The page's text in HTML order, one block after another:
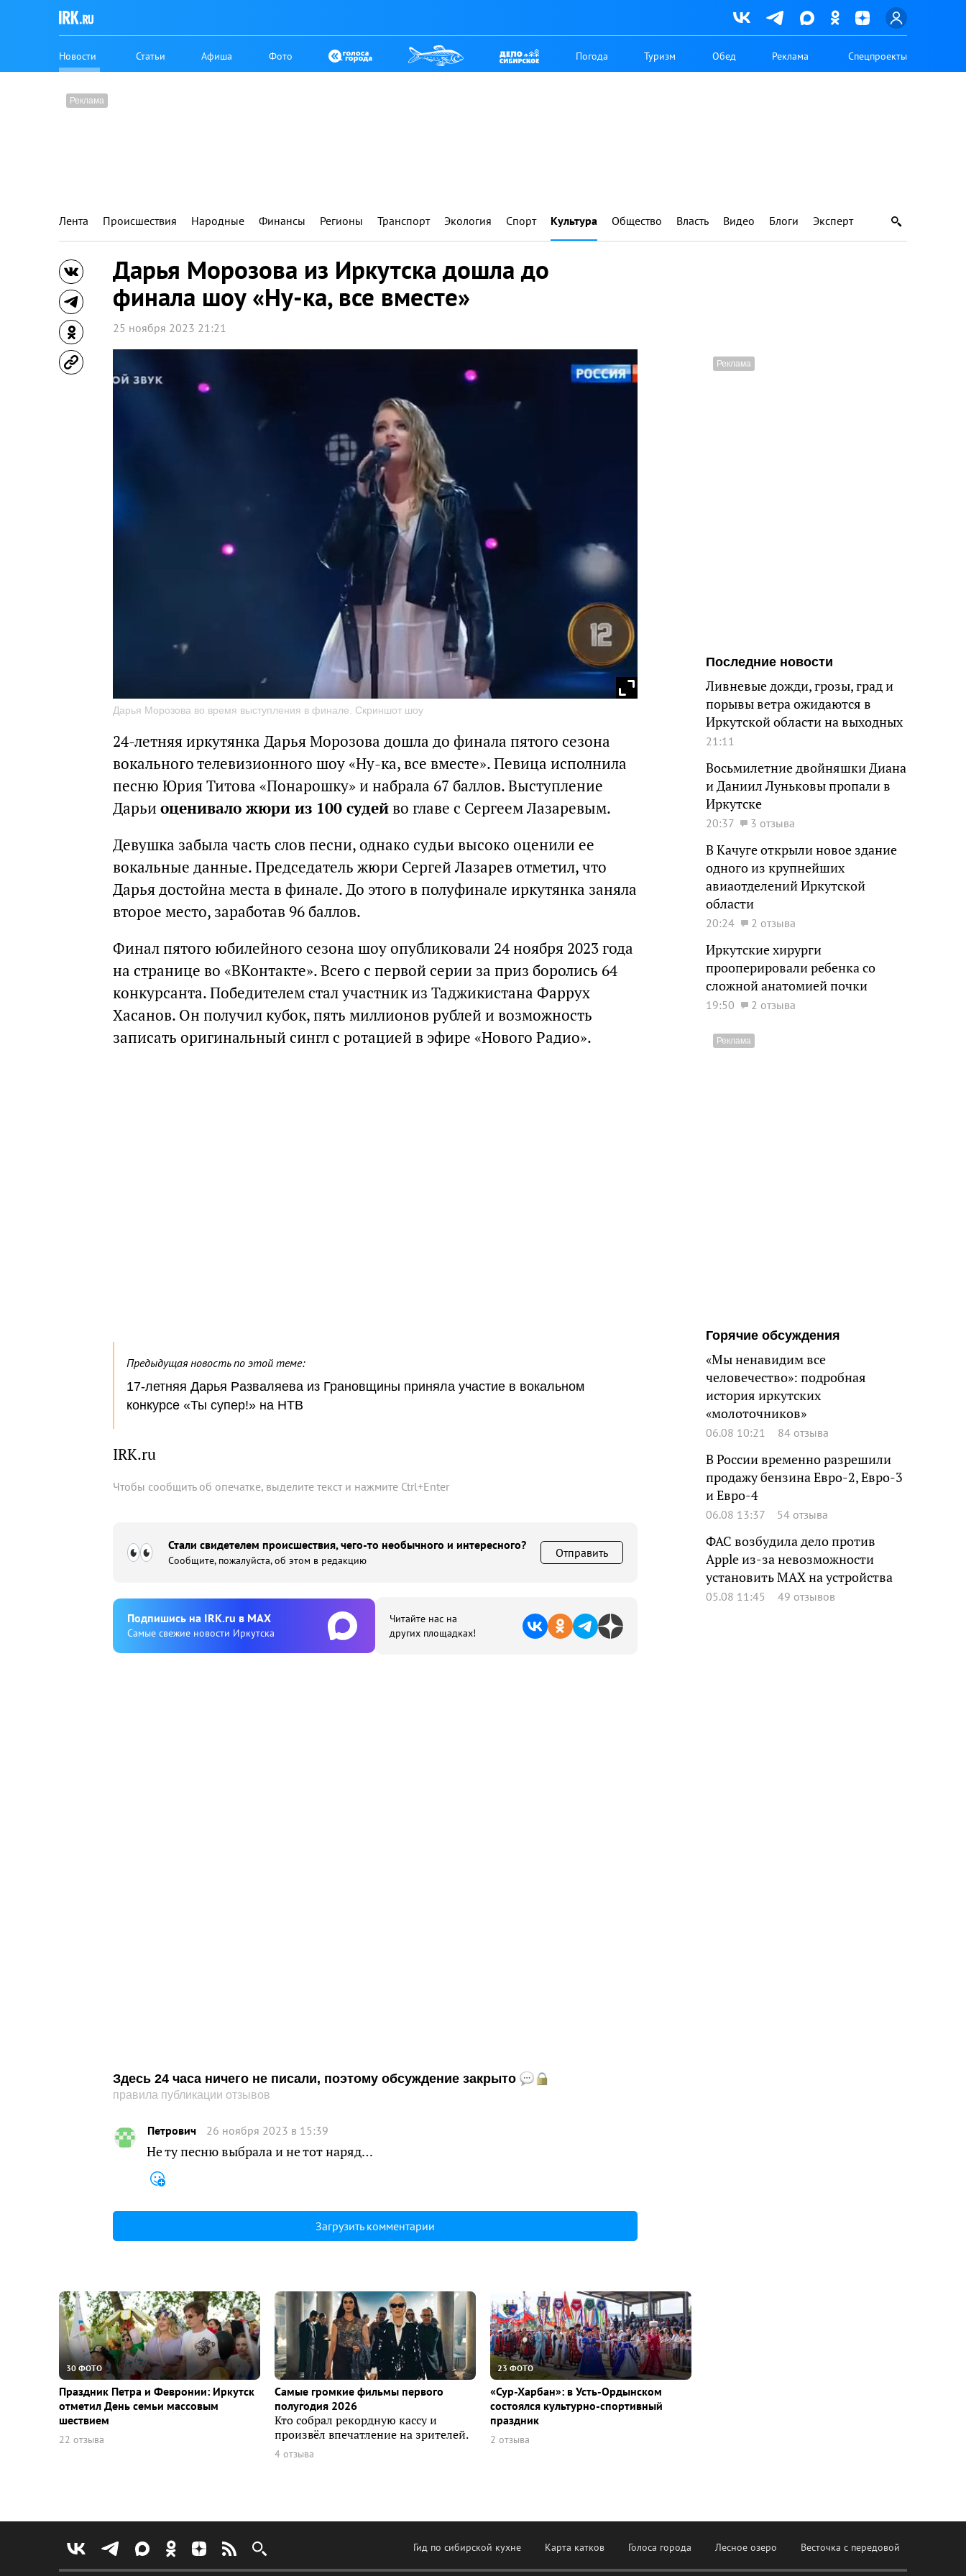
Новости Статьи Афиша Фото Погода Туризм Обед Реклама Спецпроекты
Лента Происшествия Народные Финансы Регионы Транспорт Экология Спорт Культура Общество Власть Видео Блоги Эксперт
Дарья Морозова из Иркутска дошла до
финала шоу «Ну-ка, все вместе»
25 ноября 2023 21:21
Дарья Морозова во время выступления в финале. Скриншот шоу
24-летняя иркутянка Дарья Морозова дошла до финала пятого сезона
вокального телевизионного шоу «Ну-ка, все вместе». Певица исполнила
песню Юрия Титова «Понарошку» и набрала 67 баллов. Выступление
Дарьи оценивало жюри из 100 судейво главе с Сергеем Лазаревым.
Девушка забыла часть слов песни, однако судьи высоко оценили ее
вокальные данные. Председатель жюри Сергей Лазарев отметил, что
Дарья достойна места в финале. До этого в полуфинале иркутянка заняла
второе место, заработав 96 баллов.
Финал пятого юбилейного сезона шоу опубликовали 24 ноября 2023 года
на странице во «ВКонтакте». Всего с первой серии за приз боролись 64
конкурсанта. Победителем стал участник из Таджикистана Фаррух
Хасанов. Он получил кубок, пять миллионов рублей и возможность
записать оригинальный сингл с ротацией в эфире «Нового Радио».
Предыдущая новость по этой теме:
17-летняя Дарья Рaзвaляева из Грановщины приняла участие в вокальном
конкурсе «Ты супер!» на НТВ
IRK.ru
Чтобы сообщить об опечатке, выделите текст и нажмите Ctrl+Enter
Стали свидетелем происшествия, чего-то необычного и интересного?
Сообщите, пожалуйста, об этом в редакцию
Отправить
Подпишиcь на IRK.ru в MAX
Cамые свежие новости Иркутска
Читайте нас на
других площадках!
Здесь 24 часа ничего не писали, поэтому обсуждение закрыто
правила публикации отзывов
Петрович 26 ноября 2023 в 15:39
Не ту песню выбрала и не тот наряд…
Загрузить комментарии
Последние новости
Ливневые дожди, грозы, град и
порывы ветра ожидаются в
Иркутской области на выходных
21:11
Восьмилетние двойняшки Диана
и Даниил Луньковы пропали в
Иркутске
20:37 3 отзыва
В Качуге открыли новое здание
одного из крупнейших
авиаотделений Иркутской
области
20:24 2 отзыва
Иркутские хирурги
прооперировали ребенка со
сложной анатомией почки
19:50 2 отзыва
Горячие обсуждения
«Мы ненавидим все
человечество»: подробная
история иркутских
«молоточников»
06.08 10:21 84 отзыва
В России временно разрешили
продажу бензина Евро-2, Евро-3
и Евро-4
06.08 13:37 54 отзыва
ФАС возбудила дело против
Apple из-за невозможности
установить MAX на устройства
05.08 11:45 49 отзывов
30 ФОТО
Праздник Петра и Февронии: Иркутск
отметил День семьи массовым
шествием
22 отзыва
Самые громкие фильмы первого
полугодия 2026
Кто собрал рекордную кассу и
произвёл впечатление на зрителей.
4 отзыва
23 ФОТО
«Сур-Харбан»: в Усть-Ордынском
состоялся культурно-спортивный
праздник
2 отзыва
Гид по сибирской кухне Карта катков Голоса города Лесное озеро Весточка с передовой